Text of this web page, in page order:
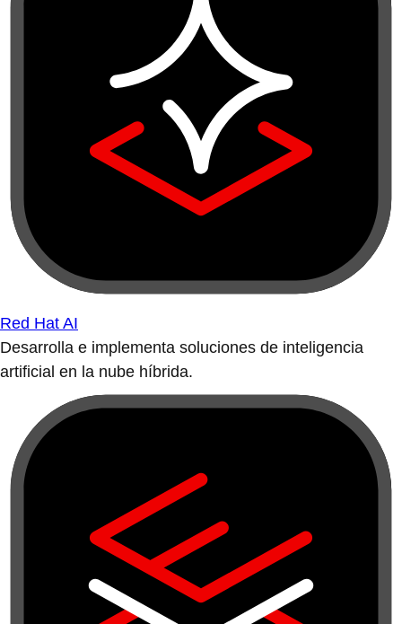
Red Hat AI
Desarrolla e implementa soluciones de inteligencia
artificial en la nube híbrida.